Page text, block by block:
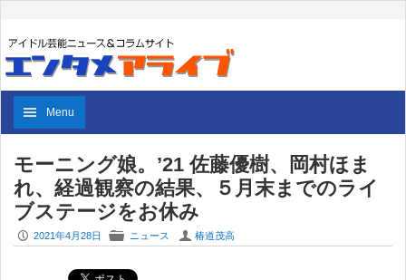
Menu
モーニング娘。’21 佐藤優樹、岡村ほま
れ、経過観察の結果、５月末までのライ
ブステージをお休み
P 2021年4月28日 F ニュース U 椿道茂高